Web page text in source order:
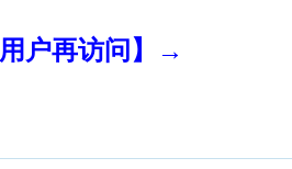
户再访问】→